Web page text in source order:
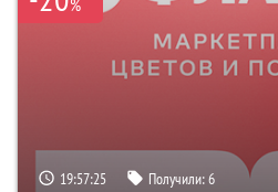
19:57:24 Получили:6